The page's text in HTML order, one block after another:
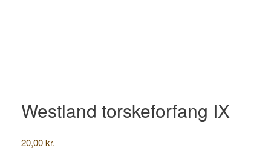
Westland torskeforfang IX
20,00kr.